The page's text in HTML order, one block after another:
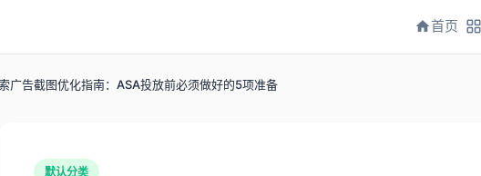
首页
广告截图优化指南：ASA投放前必须做好的5项准备
默认分类